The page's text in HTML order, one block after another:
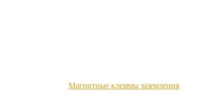
Магнитные клеммы заземления